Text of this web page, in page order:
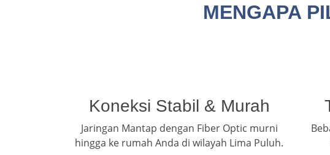
MENGAPA
Koneksi Stabil & Murah
Jaringan Mantap dengan Fiber Optic murni
hingga ke rumah Anda di wilayah Lima Puluh.